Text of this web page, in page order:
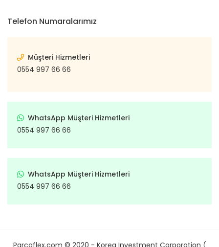
Telefon Numaralarımız
Müşteri Hizmetleri
0554 997 66 66
WhatsApp Müşteri Hizmetleri
0554 997 66 66
WhatsApp Müşteri Hizmetleri
0554 997 66 66
Parcaflex.com © 2020 - Korea Investment Corporation (